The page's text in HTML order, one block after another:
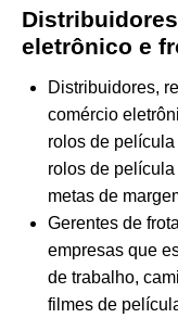
eletrônico e
Distribuidores,
comércio
rolos de
rolos de
metas de
Gerentes de
empresas que
de trabalho,
filmes de